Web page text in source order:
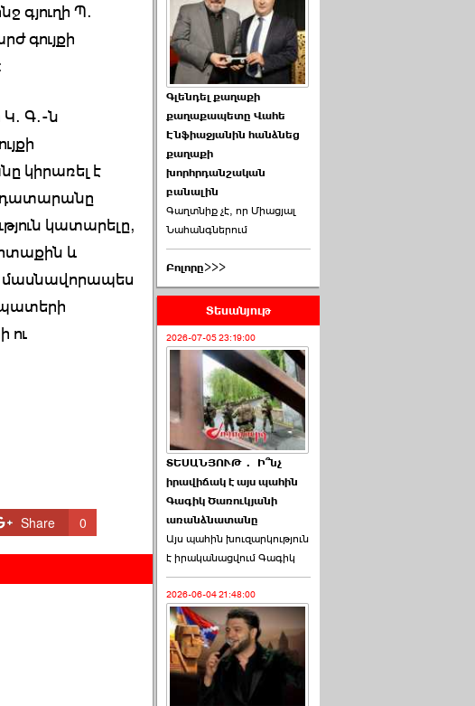
գյուղի Պ.
գույքի
Կ. Գ.-ն
կիրառել է
դատարանը
կատարելը,
և
մասնավորապես
ու
Share 0
Գլենդել քաղաքի
քաղաքապետը Վահե
Էնֆիաջյանին հանձնեց
քաղաքի
խորհրդանշական
բանալին
Գաղտնիք չէ, որ Միացյալ
Նահանգներում
Բոլորը>>>
Տեսանյութ
2026-07-05 23:19:00
ՏԵՍԱՆՅՈՒԹ․ Ի՞նչ
իրավիճակ է այս պահին
Գագիկ Ծառուկյանի
առանձնատանը
Այս պահին խուզարկություն
է իրականացվում Գագիկ
2026-06-04 21:48:00